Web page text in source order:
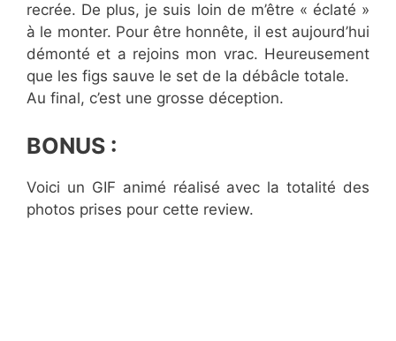
recrée. De plus, je suis loin de m’être « éclaté »
à le monter. Pour être honnête, il est aujourd’hui
démonté et a rejoins mon vrac. Heureusement
que les figs sauve le set de la débâcle totale.
Au final, c’est une grosse déception.
BONUS :
Voici un GIF animé réalisé avec la totalité des
photos prises pour cette review.